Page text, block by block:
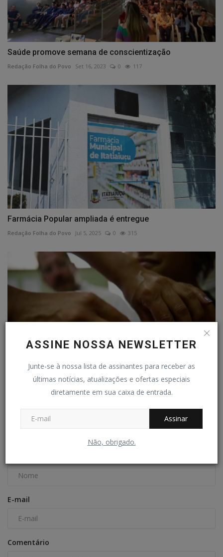
ASSINE NOSSA NEWSLETTER
Junte-se à nossa lista de assinantes para receber as
últimas notícias, atualizações e ofertas especiais
diretamente em sua caixa de entrada.
Assinar
Não, obrigado.
Saúde promove semana de conscientização
Redação Folha do Povo Set 16, 2023 0 117
Farmácia Popular ampliada é entregue
Redação Folha do Povo Jul 5, 2025 0 315
Vacinação contra HPV é prorrogada até dezembro
E-mail
Comentário